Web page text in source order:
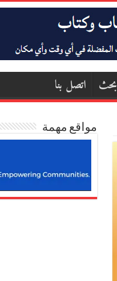
بحث اتصل بنا
مواقع مهمة